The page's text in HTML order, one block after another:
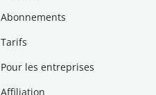
Abonnements
Tarifs
Pour les entreprises
Affiliation